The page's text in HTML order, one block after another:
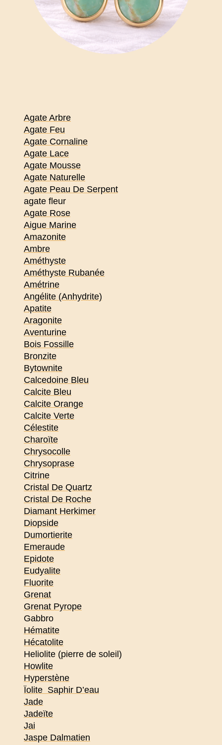
Agate Arbre
Agate Feu
Agate Cornaline
Agate Lace
Agate Mousse
Agate Naturelle
Agate Peau De Serpent
agate fleur
Agate Rose
Aigue Marine
Amazonite
Ambre
Améthyste
Améthyste Rubanée
Amétrine
Angélite (Anhydrite)
Apatite
Aragonite
Aventurine
Bois Fossille
Bronzite
Bytownite
Calcedoine Bleu
Calcite Bleu
Calcite Orange
Calcite Verte
Célestite
Charoïte
Chrysocolle
Chrysoprase
Citrine
Cristal De Quartz
Cristal De Roche
Diamant Herkimer
Diopside
Dumortierite
Emeraude
Epidote
Eudyalite
Fluorite
Grenat
Grenat Pyrope
Gabbro
Hématite
Hécatolite
Heliolite (pierre de soleil)
Howlite
Hyperstène
Ïolite Saphir D’eau
Jade
Jadeïte
Jai
Jaspe Dalmatien